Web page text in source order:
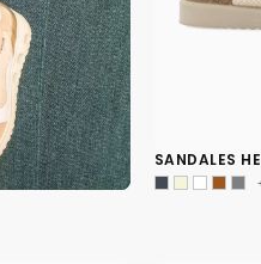
SANDALES